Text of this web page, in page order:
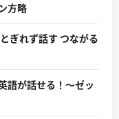
方略
ぎれず話す つながる
語が話せる！〜ゼッ